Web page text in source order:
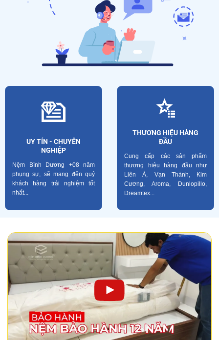
UY TÍN - CHUYÊN
NGHIỆP
Nệm Bình Dương +08 năm
phụng sự, sẽ mang đến quý
khách hàng trải nghiệm tốt
nhất...
THƯƠNG HIỆU HÀNG
ĐẦU
Cung cấp các sản phẩm
thương hiệu hàng đầu như
Liên Á, Vạn Thành, Kim
Cương, Aroma, Dunlopillo,
Dreamtex...